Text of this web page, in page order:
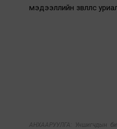
мэдээллийн зөвлөлөөс
АНХААРУУЛГА: Уншигчдын